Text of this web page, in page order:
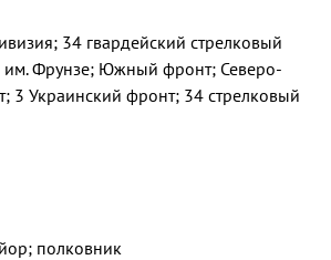
34 гвардейский стрелковый
им. Фрунзе; Южный фронт; Северо-
3 Украинский фронт; 34 стрелковый
полковник